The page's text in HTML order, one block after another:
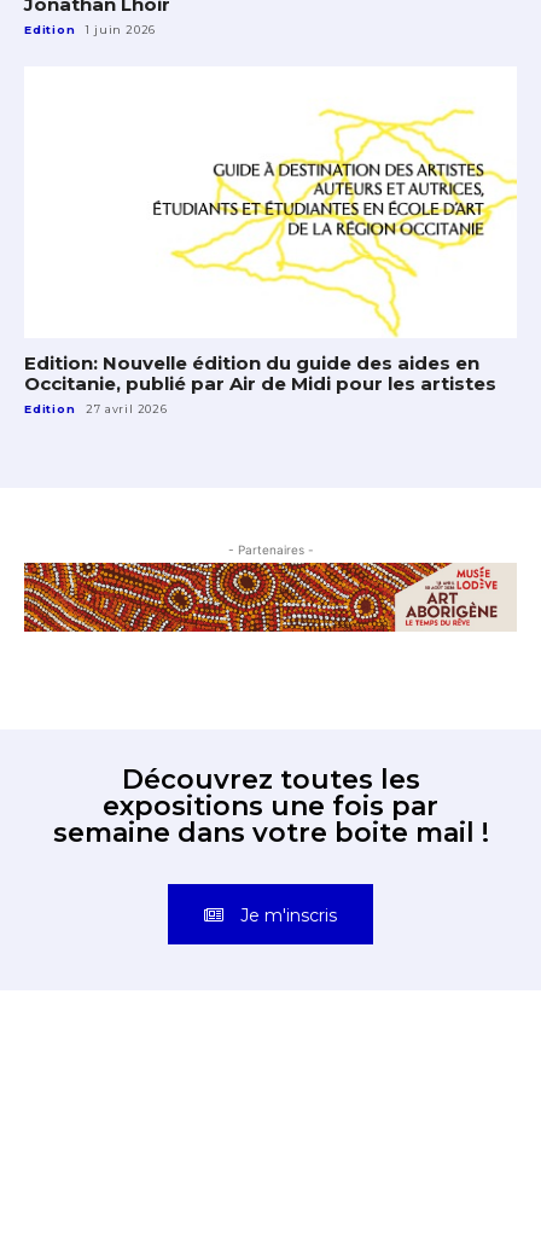
Jonathan Lhoir
Edition 1 juin 2026
Edition: Nouvelle édition du guide des aides en
Occitanie, publié par Air de Midi pour les artistes
Edition 27 avril 2026
- Partenaires -
Découvrez toutes les
expositions une fois par
semaine dans votre boite mail !
Je m'inscris